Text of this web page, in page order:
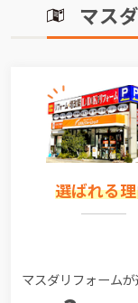
マス
選ばれる
マスダリフォームが